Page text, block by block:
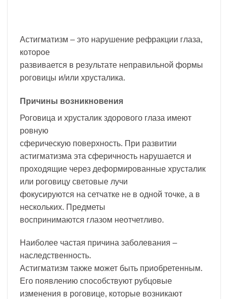
Астигматизм – это нарушение рефракции глаза,
которое
развивается в результате неправильной формы
роговицы и/или хрусталика.
Причины возникновения
Роговица и хрусталик здорового глаза имеют
ровную
сферическую поверхность. При развитии
астигматизма эта сферичность нарушается и
проходящие через деформированные хрусталик
или роговицу световые лучи
фокусируются на сетчатке не в одной точке, а в
нескольких. Предметы
воспринимаются глазом неотчетливо.
Наиболее частая причина заболевания –
наследственность.
Астигматизм также может быть приобретенным.
Его появлению способствуют рубцовые
изменения в роговице, которые возникают